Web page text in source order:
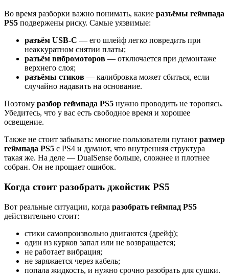
Во время разборки важно понимать, какие разъёмы геймпада
PS5 подвержены риску. Самые уязвимые:
разъём USB-C — его шлейф легко повредить при
неаккуратном снятии платы;
разъём вибромоторов — отключается при демонтаже
верхнего слоя;
разъёмы стиков — калибровка может сбиться, если
случайно надавить на основание.
Поэтому разбор геймпада PS5 нужно проводить не торопясь.
Убедитесь, что у вас есть свободное время и хорошее
освещение.
Также не стоит забывать: многие пользователи путают размер
геймпада PS5 с PS4 и думают, что внутренняя структура
такая же. На деле — DualSense больше, сложнее и плотнее
собран. Он не прощает ошибок.
Когда стоит разобрать джойстик PS5
Вот реальные ситуации, когда разобрать геймпад PS5
действительно стоит:
стики самопроизвольно двигаются (дрейф);
один из курков запал или не возвращается;
не работает вибрация;
не заряжается через кабель;
попала жидкость, и нужно срочно разобрать для сушки.